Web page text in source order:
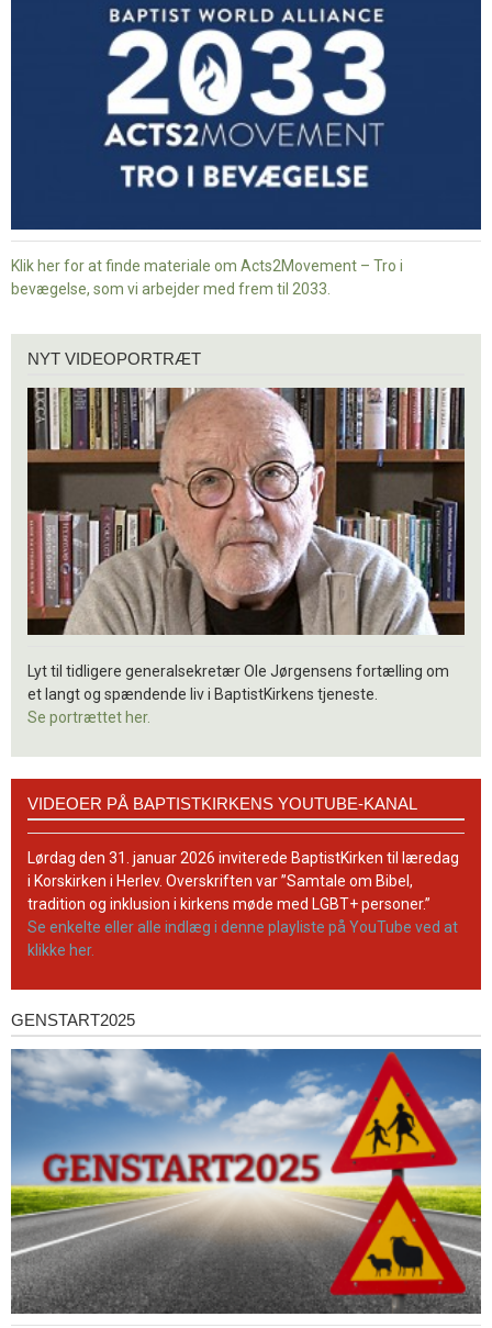
Klik her for at finde materiale om Acts2Movement – Tro i
bevægelse, som vi arbejder med frem til 2033.
videoportræt
NYT VIDEOPORTRÆT
Lyt til tidligere generalsekretær Ole Jørgensens fortælling om
et langt og spændende liv i BaptistKirkens tjeneste.
Se portrættet her.
BaptistKirkens
YouTube-
kanal
VIDEOER PÅ BAPTISTKIRKENS YOUTUBE-KANAL
Lørdag den 31. januar 2026 inviterede BaptistKirken til læredag
i Korskirken i Herlev. Overskriften var ”Samtale om Bibel,
tradition og inklusion i kirkens møde med LGBT+ personer.”
Se enkelte eller alle indlæg i denne playliste på YouTube ved at
klikke her.
Genstart2025
GENSTART2025